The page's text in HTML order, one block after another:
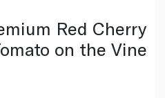
Red Cherry
on the Vine